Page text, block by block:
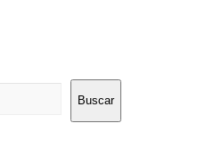
Buscar